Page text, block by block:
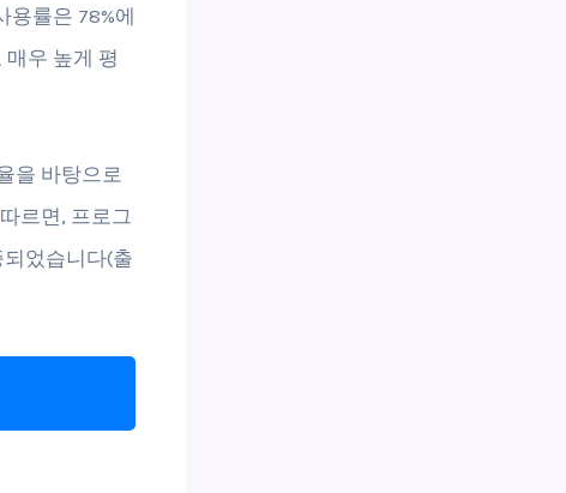
용률은 78%에
우 높게 평
을 바탕으로
르면, 프로그
었습니다(출